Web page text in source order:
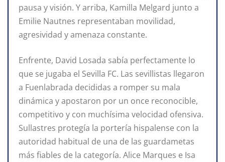
pausa y visión. Y arriba, Kamilla Melgard junto a
Emilie Nautnes representaban movilidad,
agresividad y amenaza constante.
Enfrente, David Losada sabía perfectamente lo
que se jugaba el Sevilla FC. Las sevillistas llegaron
a Fuenlabrada decididas a romper su mala
dinámica y apostaron por un once reconocible,
competitivo y con muchísima velocidad ofensiva.
Sullastres protegía la portería hispalense con la
autoridad habitual de una de las guardametas
más fiables de la categoría. Alice Marques e Isa